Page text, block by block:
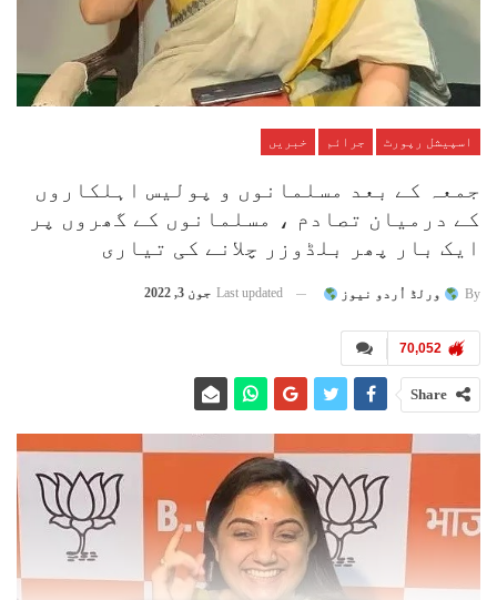
اسپیشل رپورٹ جرائم خبریں
جمعہ کے بعد مسلمانوں و پولیس اہلکاروں
کے درمیان تصادم ، مسلمانوں کے گھروں پر
ایک بار پھر بلڈوزر چلانے کی تیاری
By ورلڈ اُردو نیوز Last updated جون 3, 2022
70,052
Share